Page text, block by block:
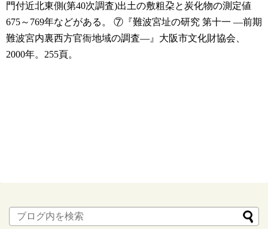
門付近北東側(第40次調査)出土の敷粗朶と炭化物の測定値
675～769年などがある。
⑦『難波宮址の研究 第十一 ―前期
難波宮内裏西方官衙地域の調査―』大阪市文化財協会、
2000年。255頁。